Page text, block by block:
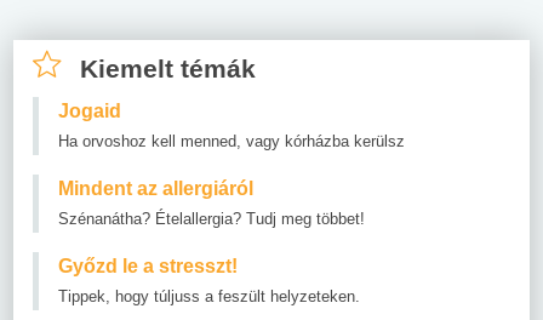
Kiemelt témák
Jogaid
Ha orvoshoz kell menned, vagy kórházba kerülsz
Mindent az allergiáról
Szénanátha? Ételallergia? Tudj meg többet!
Győzd le a stresszt!
Tippek, hogy túljuss a feszült helyzeteken.